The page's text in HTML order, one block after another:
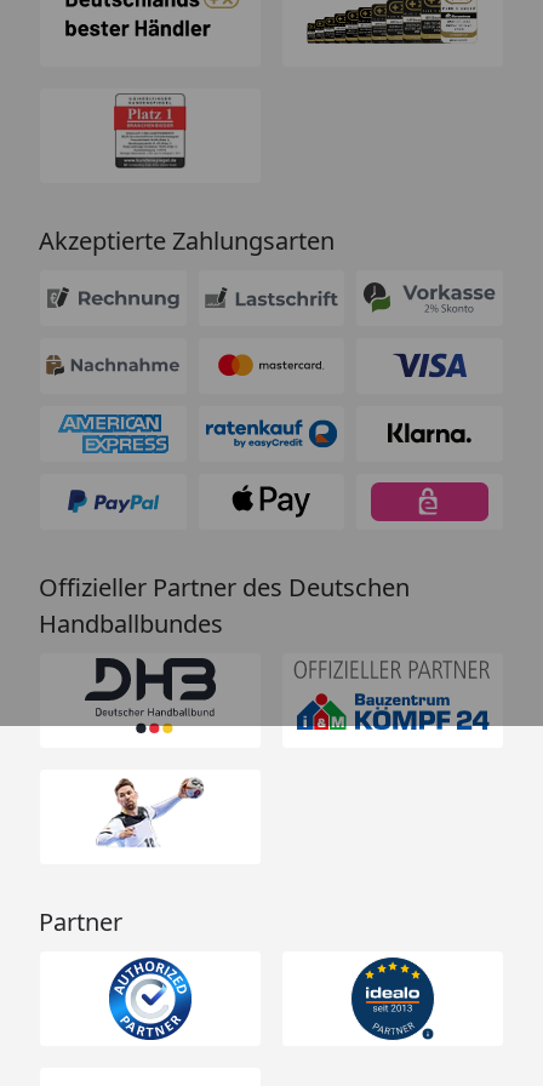
Akzeptierte Zahlungsarten
Offizieller Partner des Deutschen
Handballbundes
Partner